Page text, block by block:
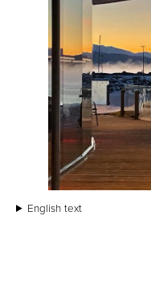
English text